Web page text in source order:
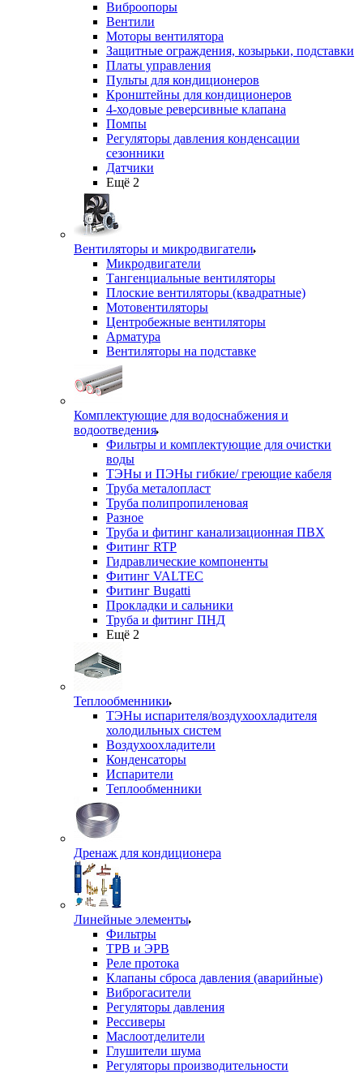
Виброопоры
Вентили
Моторы вентилятора
Защитные ограждения, козырьки, подставки
Платы управления
Пульты для кондиционеров
Кронштейны для кондиционеров
4-ходовые реверсивные клапана
Помпы
Регуляторы давления конденсации
сезонники
Датчики
Ещё 2
Вентиляторы и микродвигатели
Микродвигатели
Тангенциальные вентиляторы
Плоские вентиляторы (квадратные)
Мотовентиляторы
Центробежные вентиляторы
Арматура
Вентиляторы на подставке
Комплектующие для водоснабжения и
водоотведения
Фильтры и комплектующие для очистки
воды
ТЭНы и ПЭНы гибкие/ греющие кабеля
Труба металопласт
Труба полипропиленовая
Разное
Труба и фитинг канализационная ПВХ
Фитинг RTP
Гидравлические компоненты
Фитинг VALTEC
Фитинг Bugatti
Прокладки и сальники
Труба и фитинг ПНД
Ещё 2
Теплообменники
ТЭНы испарителя/воздухоохладителя
холодильных систем
Воздухоохладители
Конденсаторы
Испарители
Теплообменники
Дренаж для кондиционера
Линейные элементы
Фильтры
ТРВ и ЭРВ
Реле протока
Клапаны сброса давления (аварийные)
Виброгасители
Регуляторы давления
Рессиверы
Маслоотделители
Глушители шума
Регуляторы производительности